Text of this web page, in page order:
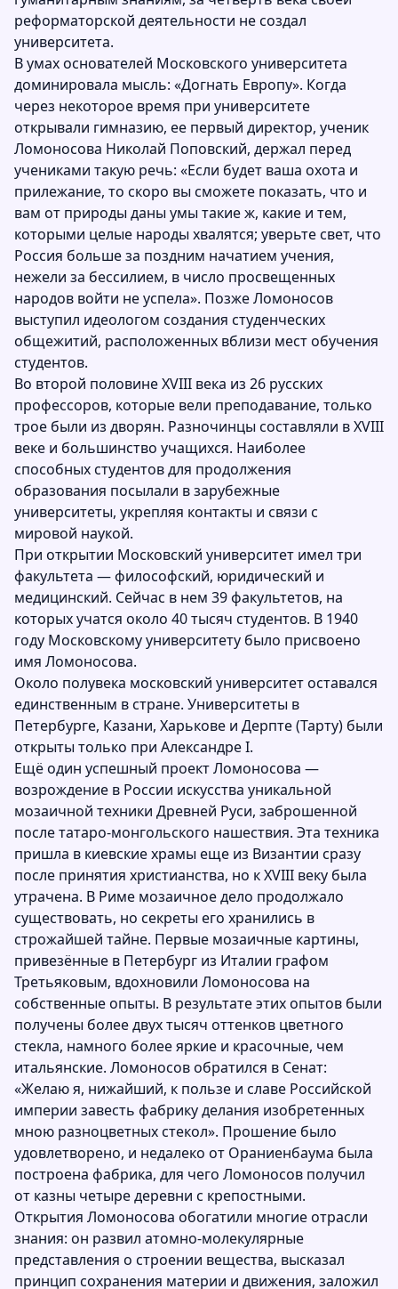
реформаторской деятельности не создал
университета.
В умах основателей Московского университета
доминировала мысль: «Догнать Европу». Когда
через некоторое время при университете
открывали гимназию, ее первый директор, ученик
Ломоносова Николай Поповский, держал перед
учениками такую речь: «Если будет ваша охота и
прилежание, то скоро вы сможете показать, что и
вам от природы даны умы такие ж, какие и тем,
которыми целые народы хвалятся; уверьте свет, что
Россия больше за поздним начатием учения,
нежели за бессилием, в число просвещенных
народов войти не успела». Позже Ломоносов
выступил идеологом создания студенческих
общежитий, расположенных вблизи мест обучения
студентов.
Во второй половине XVIII века из 26 русских
профессоров, которые вели преподавание, только
трое были из дворян. Разночинцы составляли в XVIII
веке и большинство учащихся. Наиболее
способных студентов для продолжения
образования посылали в зарубежные
университеты, укрепляя контакты и связи с
мировой наукой.
При открытии Московский университет имел три
факультета — философский, юридический и
медицинский. Сейчас в нем 39 факультетов, на
которых учатся около 40 тысяч студентов. В 1940
году Московскому университету было присвоено
имя Ломоносова.
Около полувека московский университет оставался
единственным в стране. Университеты в
Петербурге, Казани, Харькове и Дерпте (Тарту) были
открыты только при Александре I.
Ещё один успешный проект Ломоносова —
возрождение в России искусства уникальной
мозаичной техники Древней Руси, заброшенной
после татаро-монгольского нашествия. Эта техника
пришла в киевские храмы еще из Византии сразу
после принятия христианства, но к XVIII веку была
утрачена. В Риме мозаичное дело продолжало
существовать, но секреты его хранились в
строжайшей тайне. Первые мозаичные картины,
привезённые в Петербург из Италии графом
Третьяковым, вдохновили Ломоносова на
собственные опыты. В результате этих опытов были
получены более двух тысяч оттенков цветного
стекла, намного более яркие и красочные, чем
итальянские. Ломоносов обратился в Сенат:
«Желаю я, нижайший, к пользе и славе Российской
империи завесть фабрику делания изобретенных
мною разноцветных стекол». Прошение было
удовлетворено, и недалеко от Ораниенбаума была
построена фабрика, для чего Ломоносов получил
от казны четыре деревни с крепостными.
Открытия Ломоносова обогатили многие отрасли
знания: он развил атомно-молекулярные
представления о строении вещества, высказал
принцип сохранения материи и движения, заложил